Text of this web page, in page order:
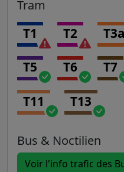
Tram
T1 T2 T3a
T5 T6 T7
T11 T13
Bus & Noctilien
Voir l'info trafic des